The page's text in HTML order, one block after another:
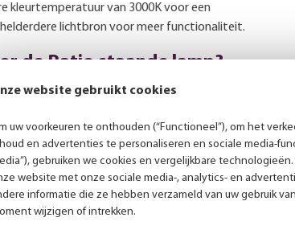
kleurtemperatuur van 3000K voor een
lichtbron voor meer functionaliteit.
de Patio staande lamp?
kiest u niet alleen voor een praktische
element dat uw buitenruimte naar
van het verouderde messing en het
tot een perfecte keuze voor elke
de
gezellige avonden buiten. Bestel
website gebruikt cookies
uw voorkeuren te onthouden (“Functioneel”), om het
en advertenties te personaliseren en sociale media-
gebruiken we cookies en vergelijkbare
website met onze sociale media-, analytics- en
informatie die ze hebben verzameld van uw gebruik
wijzigen of intrekken.